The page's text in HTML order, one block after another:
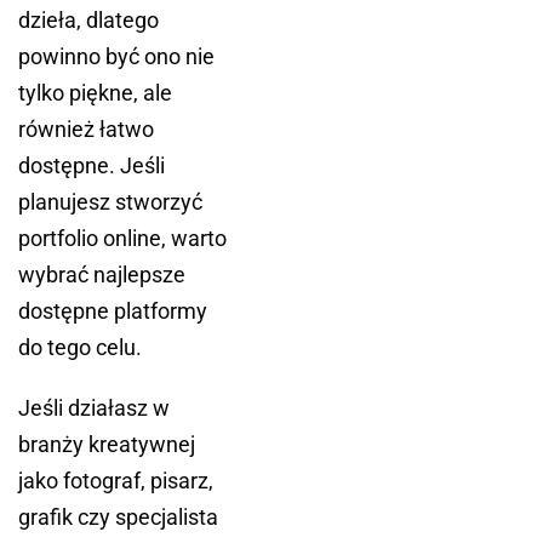
dzieła, dlatego
powinno być ono nie
tylko piękne, ale
również łatwo
dostępne. Jeśli
planujesz stworzyć
portfolio online, warto
wybrać najlepsze
dostępne platformy
do tego celu.
Jeśli działasz w
branży kreatywnej
jako fotograf, pisarz,
grafik czy specjalista